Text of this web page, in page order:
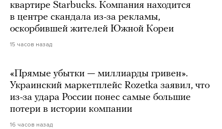
квартире Starbucks. Компания находится
в центре скандала из-за рекламы,
оскорбившей жителей Южной Кореи
15 часов назад
«Прямые убытки — миллиарды гривен».
Украинский маркетплейс Rozetka заявил, что
из-за удара России понес самые большие
потери в истории компании
16 часов назад